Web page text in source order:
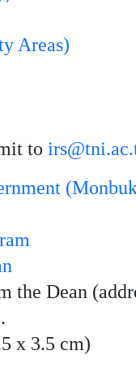
Areas)
to
the Dean
x 3.5 cm)